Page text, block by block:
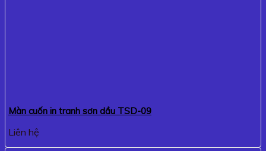
Màn cuốn in tranh sơn dầu TSD-09
Liên hệ